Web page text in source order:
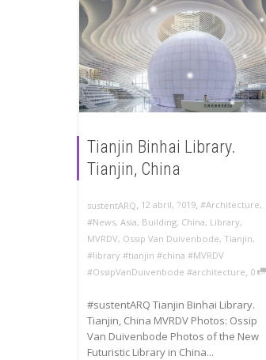
Tianjin Binhai Library.
Tianjin, China
sustentARQ, 12 abril, 2019, #Architecture,
#News, Asia, Building, China, Library,
MVRDV, Ossip Van Duivenbode, Tianjin,
#library #tianjin #china #MVRDV
#OssipVanDuivenbode #architecture, 0
#sustentARQ Tianjin Binhai Library.
Tianjin, China MVRDV Photos: Ossip
Van Duivenbode Photos of the New
Futuristic Library in China...